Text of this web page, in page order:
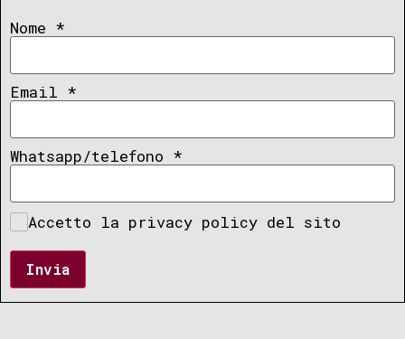
Nome *
Email *
Whatsapp/telefono *
Accetto la privacy policy del sito
Invia